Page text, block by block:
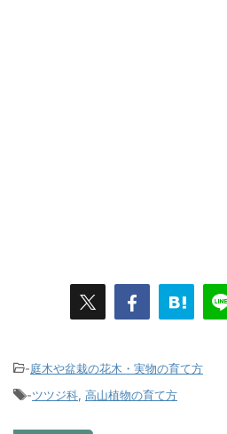
-庭木や盆栽の花木・実物の育て方
-ツツジ科, 高山植物の育て方